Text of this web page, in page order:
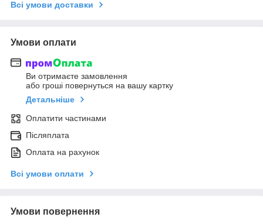
Всі умови доставки
Умови оплати
Ви отримаєте замовлення
або гроші повернуться на вашу картку
Детальніше
Оплатити частинами
Післяплата
Оплата на рахунок
Всі умови оплати
Умови повернення